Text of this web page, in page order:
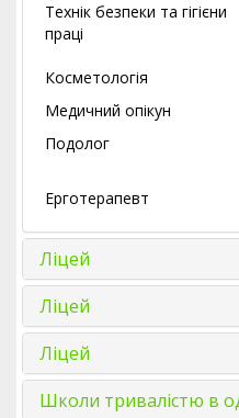
Технік безпеки та гігієни
праці
Косметологія
Медичний опікун
Подолог
Ерготерапевт
Ліцей
Ліцей
Ліцей
Школи тривалістю в